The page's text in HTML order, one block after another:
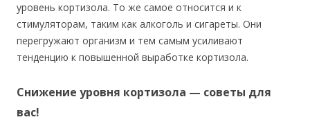
уровень кортизола. То же самое относится и к
стимуляторам, таким как алкоголь и сигареты. Они
перегружают организм и тем самым усиливают
тенденцию к повышенной выработке кортизола.
Снижение уровня кортизола — советы для
вас!